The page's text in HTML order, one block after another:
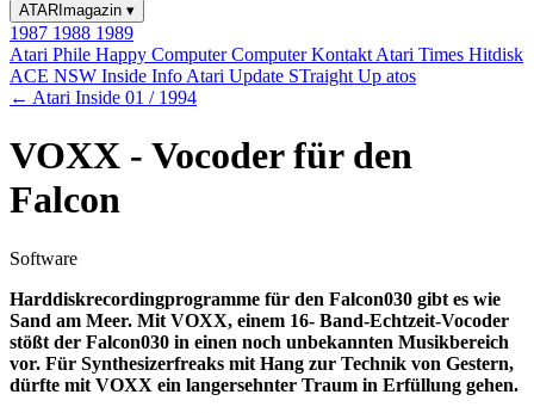
ATARImagazin ▾
1987 1988 1989
Atari Phile Happy ComputerComputer Kontakt Atari Times Hitdisk
ACE NSW Inside Info Atari Update STraight Up atos
← Atari Inside 01 / 1994
VOXX - Vocoder für den
Falcon
Software
Harddiskrecordingprogramme für den Falcon030 gibt es wie
Sand am Meer. Mit VOXX, einem 16- Band-Echtzeit-Vocoder
stößt der Falcon030 in einen noch unbekannten Musikbereich
vor. Für Synthesizerfreaks mit Hang zur Technik von Gestern,
dürfte mit VOXX ein langersehnter Traum in Erfüllung gehen.